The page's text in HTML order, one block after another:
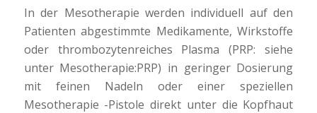
In der Mesotherapie werden individuell auf den
Patienten abgestimmte Medikamente, Wirkstoffe
oder thrombozytenreiches Plasma (PRP: siehe
unter Mesotherapie:PRP) in geringer Dosierung
mit feinen Nadeln oder einer speziellen
Mesotherapie -Pistole direkt unter die Kopfhaut